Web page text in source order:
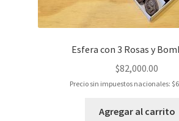
Esfera con 3 Rosas y
$82,000.00
Precio sin impuestos nacionales: $
Agregar al carrito